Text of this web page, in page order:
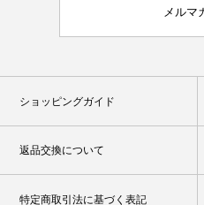
メルマ
ショッピングガイド
返品交換について
特定商取引法に基づく表記